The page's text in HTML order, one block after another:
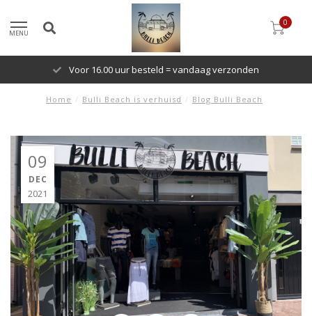
MENU
0
Voor 16.00 uur besteld = vandaag verzonden
Home / Bulli Beach is verhuisd / Blog Bulli Beach
09
DEC
2021